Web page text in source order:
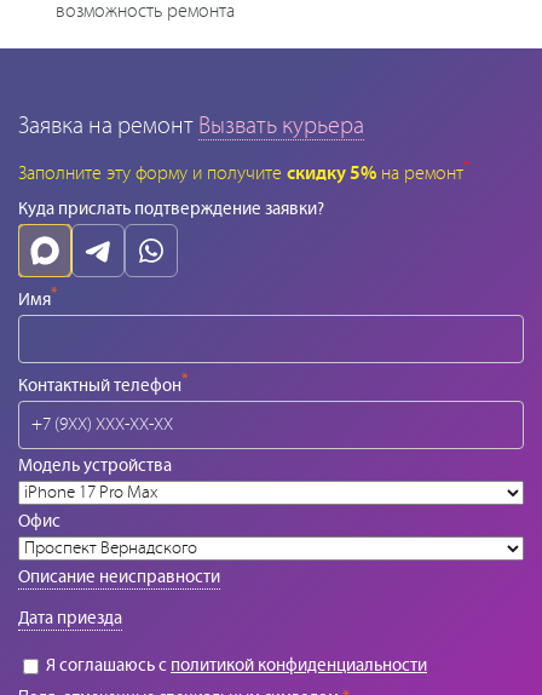
возможность ремонта
Заявка на ремонт Вызвать курьера
Заполните эту форму и получите скидку 5% на ремонт*
Куда прислать подтверждение заявки?
Имя*
Контактный телефон*
Модель устройства
Офис
Описание неисправности
Дата приезда
Я соглашаюсь с политикой конфиденциальности